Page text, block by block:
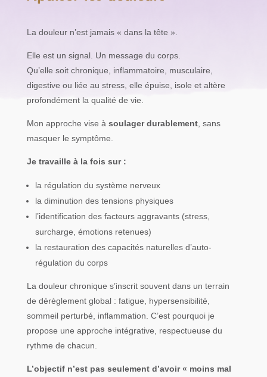
La douleur n’est jamais « dans la tête ».
Elle est un signal. Un message du corps.
Qu’elle soit chronique, inflammatoire, musculaire,
digestive ou liée au stress, elle épuise, isole et altère
profondément la qualité de vie.
Mon approche vise à soulager durablement, sans
masquer le symptôme.
Je travaille à la fois sur :
la régulation du système nerveux
la diminution des tensions physiques
l’identification des facteurs aggravants (stress,
surcharge, émotions retenues)
la restauration des capacités naturelles d’auto-
régulation du corps
La douleur chronique s’inscrit souvent dans un terrain
de dérèglement global : fatigue, hypersensibilité,
sommeil perturbé, inflammation. C’est pourquoi je
propose une approche intégrative, respectueuse du
rythme de chacun.
L’objectif n’est pas seulement d’avoir « moins mal